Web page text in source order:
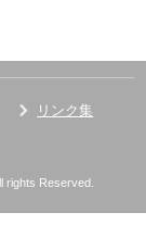
リンク集
rights Reserved.